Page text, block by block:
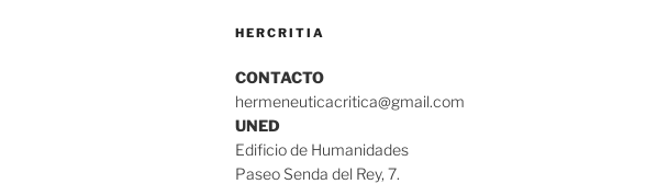
HERCRITIA
CONTACTO
hermeneuticacritica@gmail.com
UNED
Edificio de Humanidades
Paseo Senda del Rey, 7.